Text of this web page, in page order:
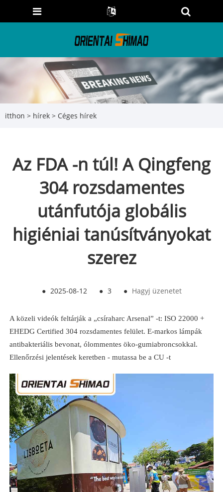
itthon > hírek > Céges hírek
Az FDA -n túl! A Qingfeng
304 rozsdamentes
utánfutója globális
higiéniai tanúsítványokat
szerez
● 2025-08-12 ● 3 ● Hagyj üzenetet
A közeli videók feltárják a „csíraharc Arsenal” -t: ISO 22000 +
EHEDG Certified 304 rozsdamentes felület. E-markos lámpák
antibakteriális bevonat, ólommentes öko-gumiabroncsokkal.
Ellenőrzési jelentések keretben - mutassa be a CU -t